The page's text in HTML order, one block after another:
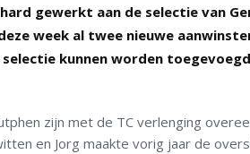
gewerkt aan de selectie van
week al twee nieuwe
kunnen worden
zijn met de TC verlenging
en Jorg maakte vorig jaar de